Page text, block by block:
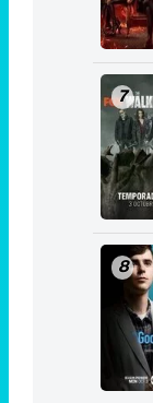
7
8